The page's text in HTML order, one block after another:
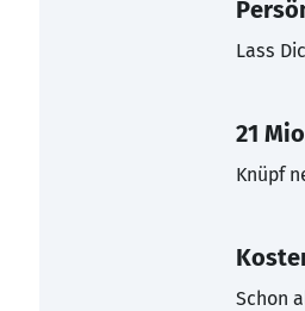
Lass
21
Knüpf
Schon